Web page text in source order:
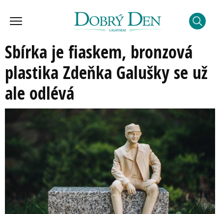
Sbírka je fiaskem, bronzová
plastika Zdeňka Galušky se už
ale odlévá